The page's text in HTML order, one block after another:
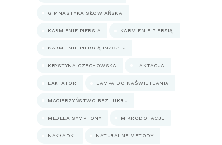
GIMNASTYKA SŁOWIAŃSKA
KARMIENIE PIERSIA KARMIENIE PIERSIĄ
KARMIENIE PIERSIĄ INACZEJ
KRYSTYNA CZECHOWSKA LAKTACJA
LAKTATOR LAMPA DO NAŚWIETLANIA
MACIERZYŃSTWO BEZ LUKRU
MEDELA SYMPHONY MIKRODOTACJE
NAKŁADKI NATURALNE METODY